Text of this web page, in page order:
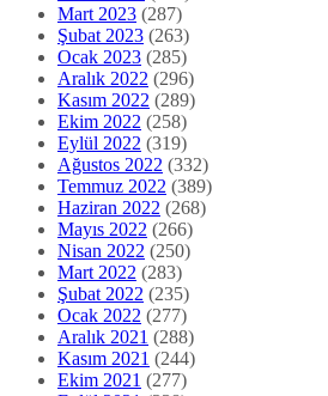
Temmuz 2022(389)
Haziran 2022(268)
Mayıs 2022(266)
Nisan 2022(250)
Mart 2022(283)
Şubat 2022(235)
Ocak 2022 (277)
Aralık 2021(288)
Kasım 2021(244)
Ekim 2021(277)
Eylül 2021(238)
Ağustos 2021(295)
Temmuz 2021(303)
Haziran 2021(294)
Mayıs 2021(297)
Nisan 2021(279)
Mart 2021(299)
Şubat 2021(301)